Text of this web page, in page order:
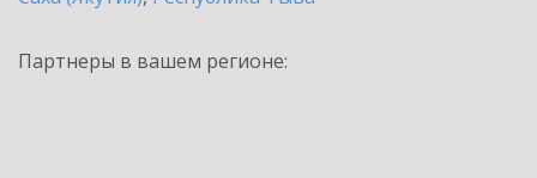
Партнеры в вашем регионе: